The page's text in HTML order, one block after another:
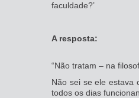
faculdade?’
A resposta:
“Não tratam – na
Não sei se ele estava
todos os dias